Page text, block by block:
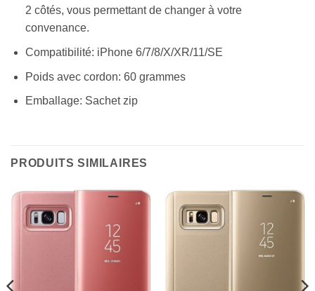
2 côtés, vous permettant de changer à votre
convenance.
Compatibilité: iPhone 6/7/8/X/XR/11/SE
Poids avec cordon: 60 grammes
Emballage: Sachet zip
PRODUITS SIMILAIRES